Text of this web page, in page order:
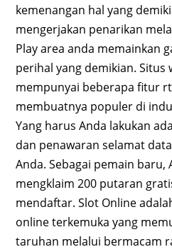
kemenangan hal yang
mengerjakan penarikan
Play area anda memainkan
perihal yang demikian. Situs
mempunyai beberapa fitur
membuatnya populer di
Yang harus Anda lakukan
dan penawaran selamat
Anda. Sebagai pemain baru,
mengklaim 200 putaran
mendaftar. Slot Online
online terkemuka yang
taruhan melalui bermacam